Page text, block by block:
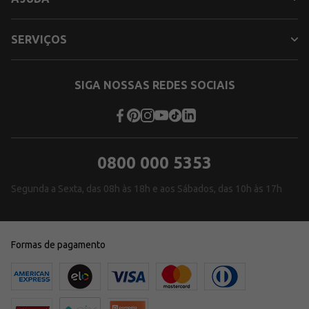
SERVIÇOS
SIGA NOSSAS REDES SOCIAIS
0800 000 5353
Segunda a Sexta, das 08h às 18h e aos Sábados, das 10h às 17h
Formas de pagamento